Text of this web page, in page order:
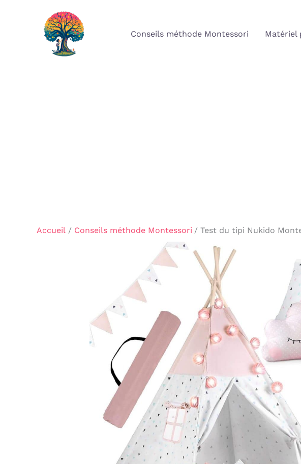
Conseils méthode Montessori Matériel
Accueil Conseils méthode Montessori Test du tipi Nukido